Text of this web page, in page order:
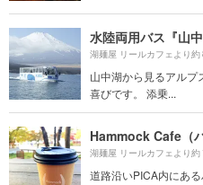
水陸両用バス『山中
湖麺屋 リールカフェより約
山中湖から見るアル
喜びです。 添乗...
Hammock Cafe（
湖麺屋 リールカフェより約
道路沿いPICA内にあ